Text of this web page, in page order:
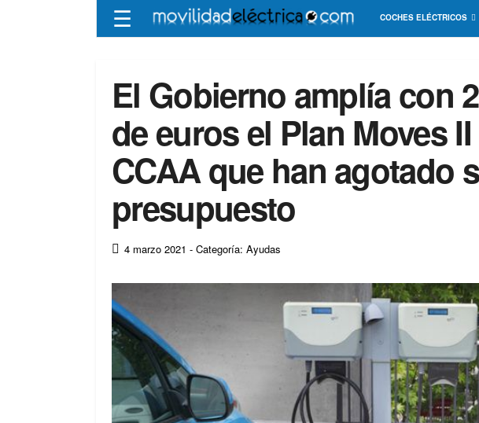
☰ COCHES ELÉCTRICOS
El Gobierno amplía con
de euros el Plan Moves
CCAA que han agotado
presupuesto
4 marzo 2021 - Categoría: Ayudas